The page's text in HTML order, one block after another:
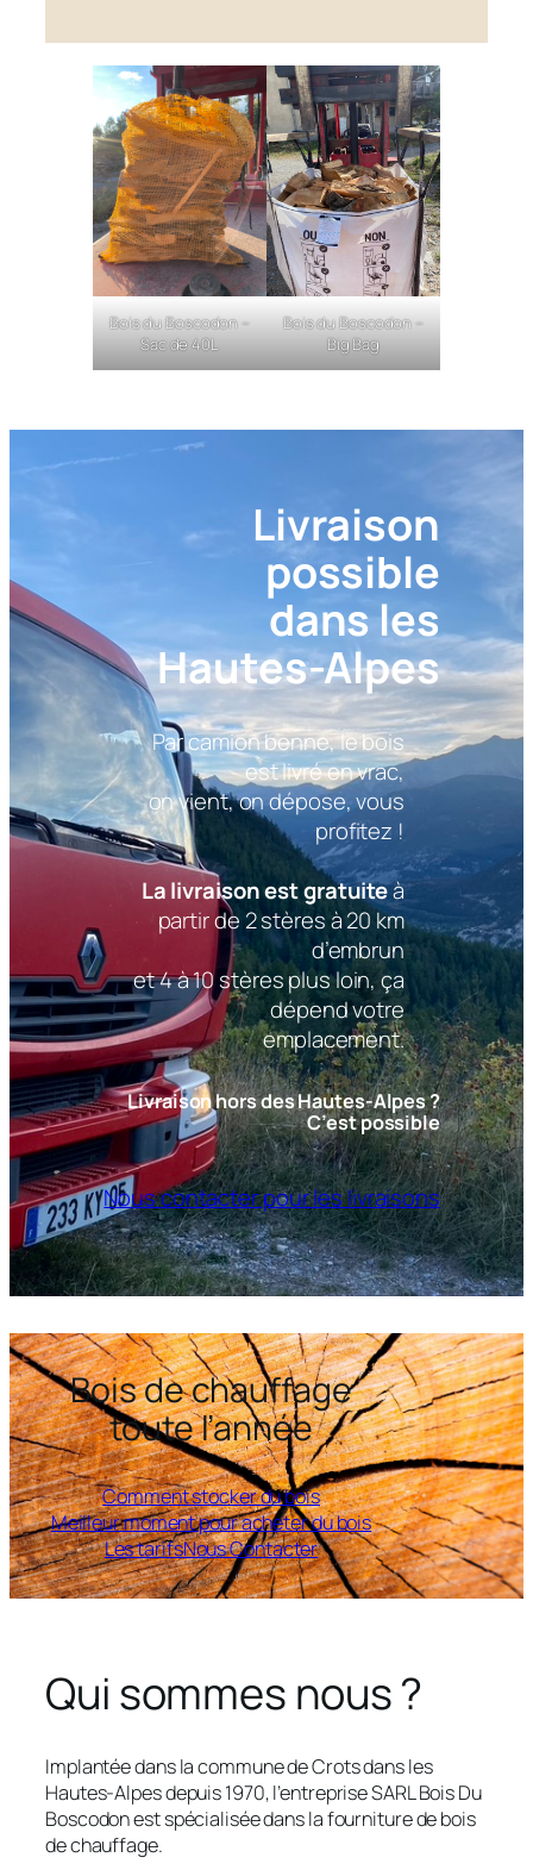
Bois du Boscodon –
Sac de 40L
Bois du Boscodon –
Big Bag
Livraison
possible
dans les
Hautes-Alpes
Par camion benne, le bois
est livré en vrac,
on vient, on dépose, vous
profitez !
La livraison est gratuiteà
partir de 2 stères à 20 km
d’embrun
et 4 à 10 stères plus loin, ça
dépend votre
emplacement.
Livraison hors des Hautes-Alpes ?
C’est possible
Nous contacter pour les livraisons
Bois de chauffage
toute l’année
Comment stocker du bois
Meilleur moment pour acheter du bois
Les tarifsNous Contacter
Qui sommes nous ?
Implantée dans la commune de Crots dans les
Hautes-Alpes depuis 1970, l’entreprise SARL Bois Du
Boscodon est spécialisée dans la fourniture de bois
de chauffage.​